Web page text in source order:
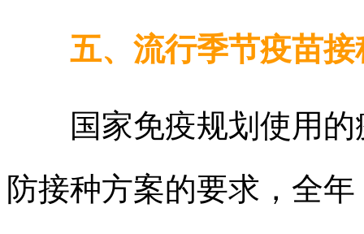
五、流行季节疫苗接
国家免疫规划使用的
防接种方案的要求，全